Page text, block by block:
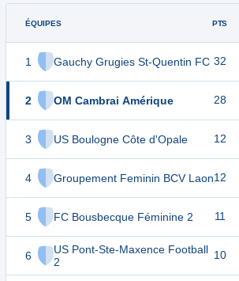
ÉQUIPES
1 Gauchy Grugies St-Quentin FC
2 OM Cambrai Amérique
3 US Boulogne Côte d'Opale
4 Groupement Feminin BCV Laon
5 FC Bousbecque Féminine 2
6
US Pont-Ste-Maxence Football
2
PTS
32
28
12
12
11
10